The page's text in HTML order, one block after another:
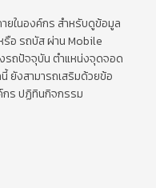
ยในองค์กร สำหรับดูข้อมูล
รือ รถบัส ผ่าน Mobile
รถปัจจุบัน ตำแหน่งจุดจอด
ยังสามารถเสริมด้วยข้อ
กร ปฏิทินกิจกรรม